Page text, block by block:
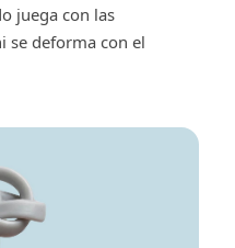
juega con las
se deforma con el